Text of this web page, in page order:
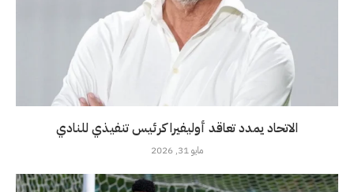
الاتحاد يمدد تعاقد أوليفيرا كرئيس تنفيذي للنادي
مايو 31, 2026